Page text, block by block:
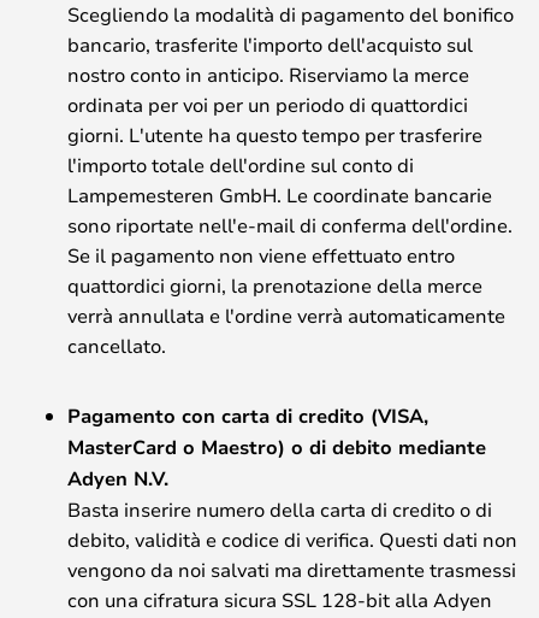
Scegliendo la modalità di pagamento del bonifico
bancario, trasferite l'importo dell'acquisto sul
nostro conto in anticipo. Riserviamo la merce
ordinata per voi per un periodo di quattordici
giorni. L'utente ha questo tempo per trasferire
l'importo totale dell'ordine sul conto di
Lampemesteren GmbH. Le coordinate bancarie
sono riportate nell'e-mail di conferma dell'ordine.
Se il pagamento non viene effettuato entro
quattordici giorni, la prenotazione della merce
verrà annullata e l'ordine verrà automaticamente
cancellato.
Pagamento con carta di credito (VISA,
MasterCard o Maestro) o di debito mediante
Adyen N.V.
Basta inserire numero della carta di credito o di
debito, validità e codice di verifica. Questi dati non
vengono da noi salvati ma direttamente trasmessi
con una cifratura sicura SSL 128-bit alla Adyen